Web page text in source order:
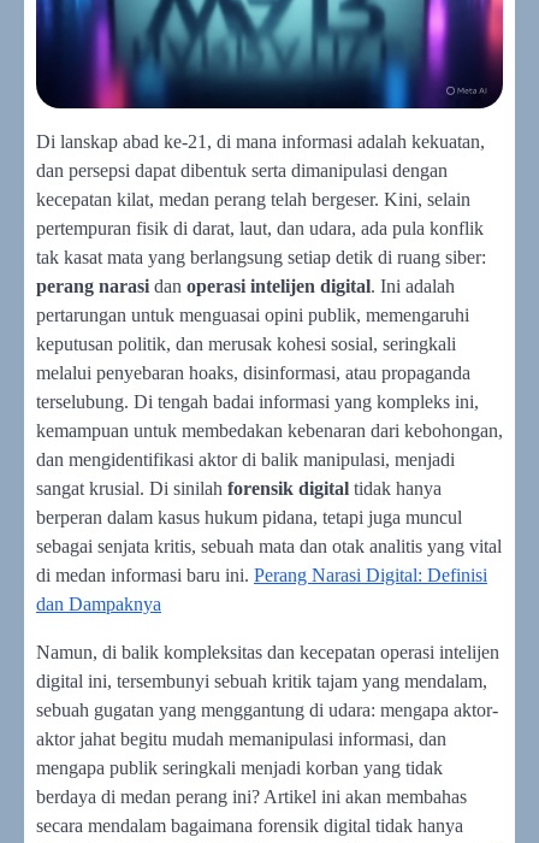
Di lanskap abad ke-21, di mana informasi adalah kekuatan,
dan persepsi dapat dibentuk serta dimanipulasi dengan
kecepatan kilat, medan perang telah bergeser. Kini, selain
pertempuran fisik di darat, laut, dan udara, ada pula konflik
tak kasat mata yang berlangsung setiap detik di ruang siber:
perang narasi dan operasi intelijen digital. Ini adalah
pertarungan untuk menguasai opini publik, memengaruhi
keputusan politik, dan merusak kohesi sosial, seringkali
melalui penyebaran hoaks, disinformasi, atau propaganda
terselubung. Di tengah badai informasi yang kompleks ini,
kemampuan untuk membedakan kebenaran dari kebohongan,
dan mengidentifikasi aktor di balik manipulasi, menjadi
sangat krusial. Di sinilah forensik digital tidak hanya
berperan dalam kasus hukum pidana, tetapi juga muncul
sebagai senjata kritis, sebuah mata dan otak analitis yang vital
di medan informasi baru ini. Perang Narasi Digital: Definisi
dan Dampaknya
Namun, di balik kompleksitas dan kecepatan operasi intelijen
digital ini, tersembunyi sebuah kritik tajam yang mendalam,
sebuah gugatan yang menggantung di udara: mengapa aktor-
aktor jahat begitu mudah memanipulasi informasi, dan
mengapa publik seringkali menjadi korban yang tidak
berdaya di medan perang ini? Artikel ini akan membahas
secara mendalam bagaimana forensik digital tidak hanya